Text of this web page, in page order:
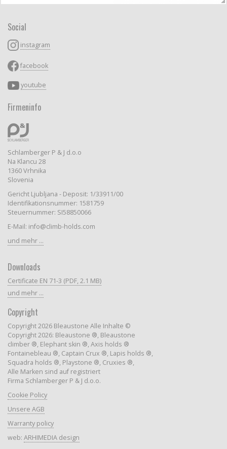
Social
instagram
facebook
youtube
Firmeninfo
Schlamberger P & J d.o.o
Na Klancu 28
1360 Vrhnika
Slovenia
Gericht Ljubljana - Deposit: 1/33911/00
Identifikationsnummer: 1581759
Steuernummer: SI58850066
E-Mail: info@climb-holds.com
und mehr ...
Downloads
Certificate EN 71-3 (PDF, 2.1 MB)
und mehr ...
Copyright
Copyright 2026 Bleaustone Alle Inhalte ©
Copyright 2026: Bleaustone ®, Bleaustone
climber ®, Elephant skin ®, Axis holds ®
Fontainebleau ®, Captain Crux ®, Lapis holds ®,
Squadra holds ®, Playstone ®, Cruxies ®,
Alle Marken sind auf registriert
Firma Schlamberger P & J d.o.o.
Cookie Policy
Unsere AGB
Warranty policy
web: ARHIMEDIA design